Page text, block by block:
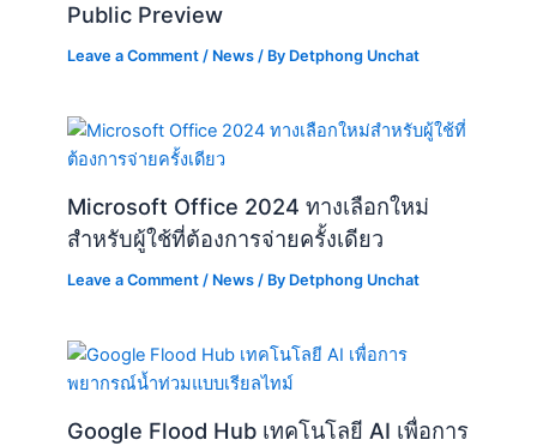
Public Preview
Leave a Comment / News / By Detphong Unchat
Microsoft Office 2024 ทางเลือกใหม่
สำหรับผู้ใช้ที่ต้องการจ่ายครั้งเดียว
Leave a Comment / News / By Detphong Unchat
Google Flood Hub เทคโนโลยี AI เพื่อการ